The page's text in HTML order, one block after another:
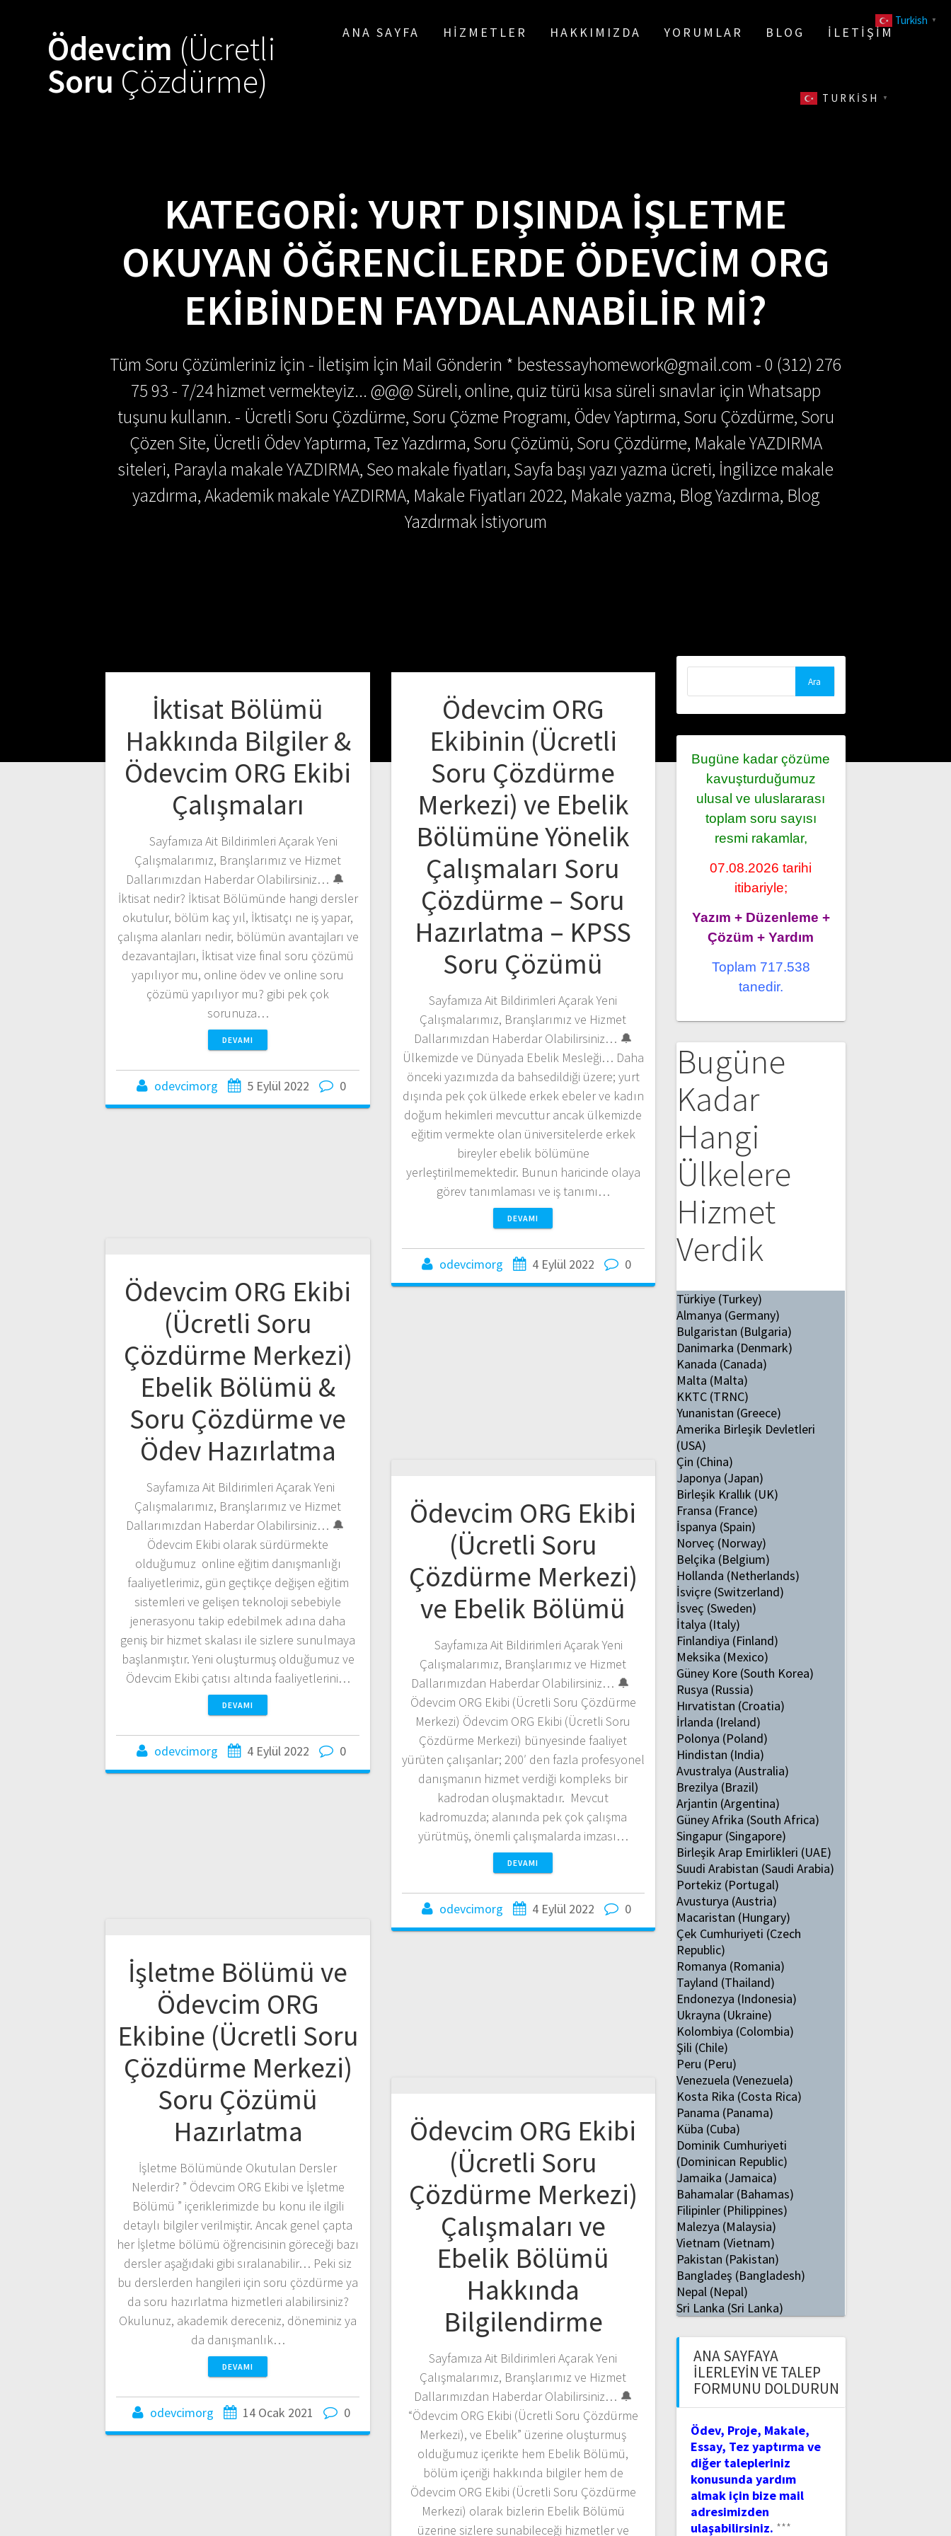
Ödevcim (Ücretli
Soru Çözdürme)
ANA SAYFA HIZMETLER HAKKIMIZDA YORUMLAR BLOG İLETIŞIM
TURKISH ▼
KATEGORI:YURT DIŞINDA İŞLETME
OKUYAN ÖĞRENCILERDE ÖDEVCIM ORG
EKIBINDEN FAYDALANABILIR MI?
Tüm Soru Çözümleriniz İçin - İletişim İçin Mail Gönderin * bestessayhomework@gmail.com - 0 (312) 276
75 93 - 7/24 hizmet vermekteyiz... @@@ Süreli, online, quiz türü kısa süreli sınavlar için Whatsapp
tuşunu kullanın. - Ücretli Soru Çözdürme, Soru Çözme Programı, Ödev Yaptırma, Soru Çözdürme, Soru
Çözen Site, Ücretli Ödev Yaptırma, Tez Yazdırma, Soru Çözümü, Soru Çözdürme, Makale YAZDIRMA
siteleri, Parayla makale YAZDIRMA, Seo makale fiyatları, Sayfa başı yazı yazma ücreti, İngilizce makale
yazdırma, Akademik makale YAZDIRMA, Makale Fiyatları 2022, Makale yazma, Blog Yazdırma, Blog
Yazdırmak İstiyorum
İktisat Bölümü
Hakkında Bilgiler &
Ödevcim ORG Ekibi
Çalışmaları
Sayfamıza Ait Bildirimleri Açarak Yeni
Çalışmalarımız, Branşlarımız ve Hizmet
Dallarımızdan Haberdar Olabilirsiniz… 🔔
İktisat nedir? İktisat Bölümünde hangi dersler
okutulur, bölüm kaç yıl, İktisatçı ne iş yapar,
çalışma alanları nedir, bölümün avantajları ve
dezavantajları, İktisat vize final soru çözümü
yapılıyor mu, online ödev ve online soru
çözümü yapılıyor mu? gibi pek çok
sorunuza…
DEVAMI
odevcimorg 5 Eylül 2022 0
Ödevcim ORG
Ekibinin (Ücretli
Soru Çözdürme
Merkezi) ve Ebelik
Bölümüne Yönelik
Çalışmaları Soru
Çözdürme – Soru
Hazırlatma – KPSS
Soru Çözümü
Sayfamıza Ait Bildirimleri Açarak Yeni
Çalışmalarımız, Branşlarımız ve Hizmet
Dallarımızdan Haberdar Olabilirsiniz… 🔔
Ülkemizde ve Dünyada Ebelik Mesleği… Daha
önceki yazımızda da bahsedildiği üzere; yurt
dışında pek çok ülkede erkek ebeler ve kadın
doğum hekimleri mevcuttur ancak ülkemizde
eğitim vermekte olan üniversitelerde erkek
bireyler ebelik bölümüne
yerleştirilmemektedir. Bunun haricinde olaya
görev tanımlaması ve iş tanımı…
DEVAMI
odevcimorg 4 Eylül 2022 0
Ödevcim ORG Ekibi
(Ücretli Soru
Çözdürme Merkezi)
Ebelik Bölümü &
Soru Çözdürme ve
Ödev Hazırlatma
Sayfamıza Ait Bildirimleri Açarak Yeni
Çalışmalarımız, Branşlarımız ve Hizmet
Dallarımızdan Haberdar Olabilirsiniz… 🔔
Ödevcim Ekibi olarak sürdürmekte
olduğumuz online eğitim danışmanlığı
faaliyetlerimiz, gün geçtikçe değişen eğitim
sistemleri ve gelişen teknoloji sebebiyle
jenerasyonu takip edebilmek adına daha
geniş bir hizmet skalası ile sizlere sunulmaya
başlanmıştır. Yeni oluşturmuş olduğumuz ve
Ödevcim Ekibi çatısı altında faaliyetlerini…
DEVAMI
odevcimorg 4 Eylül 2022 0
Ödevcim ORG Ekibi
(Ücretli Soru
Çözdürme Merkezi)
ve Ebelik Bölümü
Sayfamıza Ait Bildirimleri Açarak Yeni
Çalışmalarımız, Branşlarımız ve Hizmet
Dallarımızdan Haberdar Olabilirsiniz… 🔔
Ödevcim ORG Ekibi (Ücretli Soru Çözdürme
Merkezi) Ödevcim ORG Ekibi (Ücretli Soru
Çözdürme Merkezi) bünyesinde faaliyet
yürüten çalışanlar; 200′ den fazla profesyonel
danışmanın hizmet verdiği kompleks bir
kadrodan oluşmaktadır. Mevcut
kadromuzda; alanında pek çok çalışma
yürütmüş, önemli çalışmalarda imzası…
DEVAMI
odevcimorg 4 Eylül 2022 0
İşletme Bölümü ve
Ödevcim ORG
Ekibine (Ücretli Soru
Çözdürme Merkezi)
Soru Çözümü
Hazırlatma
İşletme Bölümünde Okutulan Dersler
Nelerdir? ” Ödevcim ORG Ekibi ve İşletme
Bölümü ” içeriklerimizde bu konu ile ilgili
detaylı bilgiler verilmiştir. Ancak genel çapta
her İşletme bölümü öğrencisinin göreceği bazı
dersler aşağıdaki gibi sıralanabilir… Peki siz
bu derslerden hangileri için soru çözdürme ya
da soru hazırlatma hizmetleri alabilirsiniz?
Okulunuz, akademik dereceniz, döneminiz ya
da danışmanlık…
DEVAMI
odevcimorg 14 Ocak 2021 0
Ödevcim ORG Ekibi
(Ücretli Soru
Çözdürme Merkezi)
Çalışmaları ve
Ebelik Bölümü
Hakkında
Bilgilendirme
Sayfamıza Ait Bildirimleri Açarak Yeni
Çalışmalarımız, Branşlarımız ve Hizmet
Dallarımızdan Haberdar Olabilirsiniz… 🔔
“Ödevcim ORG Ekibi (Ücretli Soru Çözdürme
Merkezi), ve Ebelik” üzerine oluşturmuş
olduğumuz içerikte hem Ebelik Bölümü,
bölüm içeriği hakkında bilgiler hem de
Ödevcim ORG Ekibi (Ücretli Soru Çözdürme
Merkezi) olarak bizlerin Ebelik Bölümü
üzerine sizlere sunabileceği hizmetler ve
Bugüne kadar çözüme
kavuşturduğumuz
ulusal ve uluslararası
toplam soru sayısı
resmi rakamlar,
07.08.2026 tarihi
itibariyle;
Yazım + Düzenleme +
Çözüm + Yardım
Toplam 717.538
tanedir.
Bugüne
Kadar
Hangi
Ülkelere
Hizmet
Verdik
Türkiye (Turkey)
Almanya (Germany)
Bulgaristan (Bulgaria)
Danimarka (Denmark)
Kanada (Canada)
Malta (Malta)
KKTC (TRNC)
Yunanistan (Greece)
Amerika Birleşik Devletleri
(USA)
Çin (China)
Japonya (Japan)
Birleşik Krallık (UK)
Fransa (France)
İspanya (Spain)
Norveç (Norway)
Belçika (Belgium)
Hollanda (Netherlands)
İsviçre (Switzerland)
İsveç (Sweden)
İtalya (Italy)
Finlandiya (Finland)
Meksika (Mexico)
Güney Kore (South Korea)
Rusya (Russia)
Hırvatistan (Croatia)
İrlanda (Ireland)
Polonya (Poland)
Hindistan (India)
Avustralya (Australia)
Brezilya (Brazil)
Arjantin (Argentina)
Güney Afrika (South Africa)
Singapur (Singapore)
Birleşik Arap Emirlikleri (UAE)
Suudi Arabistan (Saudi Arabia)
Portekiz (Portugal)
Avusturya (Austria)
Macaristan (Hungary)
Çek Cumhuriyeti (Czech
Republic)
Romanya (Romania)
Tayland (Thailand)
Endonezya (Indonesia)
Ukrayna (Ukraine)
Kolombiya (Colombia)
Şili (Chile)
Peru (Peru)
Venezuela (Venezuela)
Kosta Rika (Costa Rica)
Panama (Panama)
Küba (Cuba)
Dominik Cumhuriyeti
(Dominican Republic)
Jamaika (Jamaica)
Bahamalar (Bahamas)
Filipinler (Philippines)
Malezya (Malaysia)
Vietnam (Vietnam)
Pakistan (Pakistan)
Bangladeş (Bangladesh)
Nepal (Nepal)
Sri Lanka (Sri Lanka)
ANA SAYFAYA
İLERLEYIN VE TALEP
FORMUNU DOLDURUN
Ödev, Proje, Makale,
Essay, Tez yaptırma ve
diğer talepleriniz
konusunda yardım
almak için bize mail
adresimizden
ulaşabilirsiniz. ***
Turkish ▼